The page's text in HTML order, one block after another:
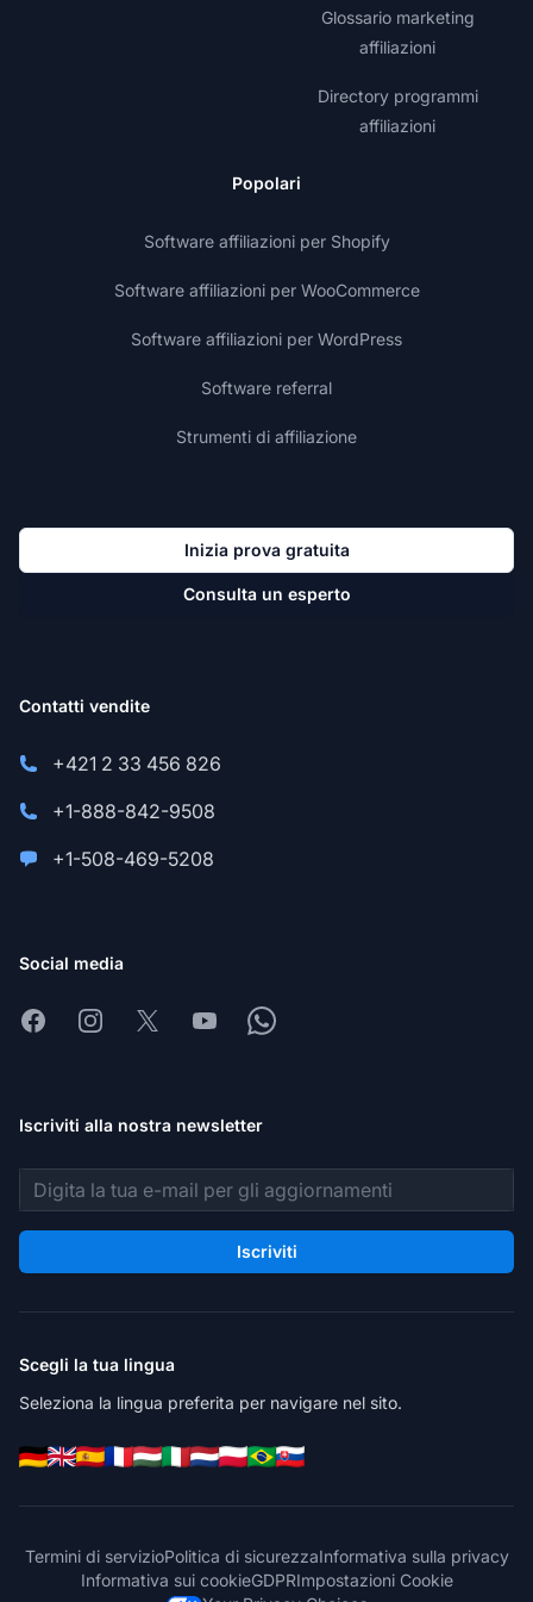
Glossario marketing
affiliazioni
Directory programmi
affiliazioni
Popolari
Software affiliazioni per Shopify
Software affiliazioni per WooCommerce
Software affiliazioni per WordPress
Software referral
Strumenti di affiliazione
Inizia prova gratuita
Consulta un esperto
Contatti vendite
+421 2 33 456 826
+1-888-842-9508
+1-508-469-5208
Social media
FacebookInstagram
X YoutubeWhatsapp
Iscriviti alla nostra newsletter
Indirizzo email
Iscriviti
Scegli la tua lingua
Seleziona la lingua preferita per navigare nel sito.
Termini di servizioPolitica di sicurezzaInformativa sulla privacy
Informativa sui cookieGDPRImpostazioni Cookie